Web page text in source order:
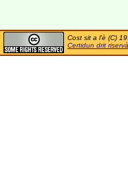
Cost sit a l'è (C)
Certidun drit riservà